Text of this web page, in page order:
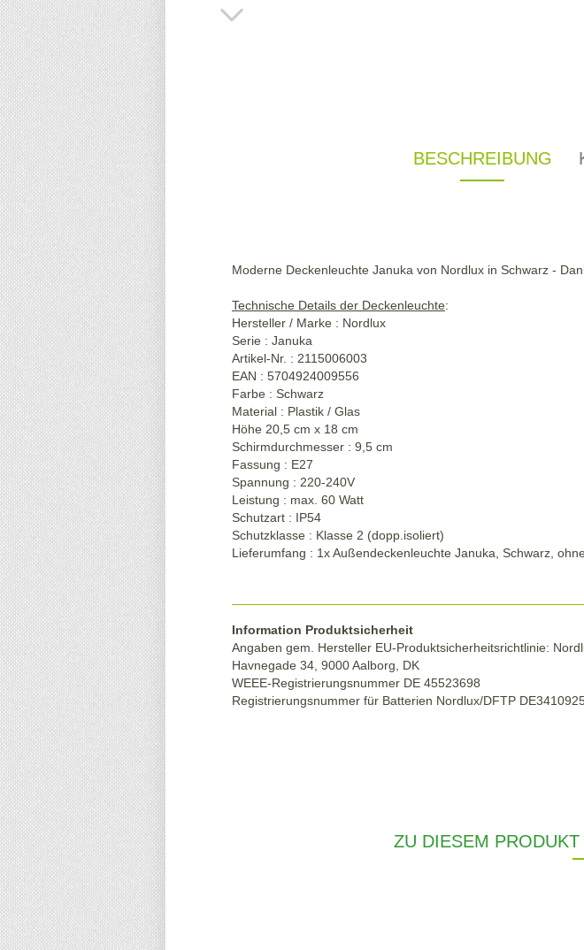
BESCHREIBUNG
Moderne Deckenleuchte Januka von Nordlux in Schwarz -
Technische Details der Deckenleuchte:
Hersteller / Marke : Nordlux
Serie : Januka
Artikel-Nr. : 2115006003
EAN : 5704924009556
Farbe : Schwarz
Material : Plastik / Glas
Höhe 20,5 cm x 18 cm
Schirmdurchmesser : 9,5 cm
Fassung : E27
Spannung : 220-240V
Leistung : max. 60 Watt
Schutzart : IP54
Schutzklasse : Klasse 2 (dopp.isoliert)
Lieferumfang : 1x Außendeckenleuchte Januka, Schwarz,
Information Produktsicherheit
Angaben gem. Hersteller EU-Produktsicherheitsrichtlinie:
Havnegade 34, 9000 Aalborg, DK
WEEE-Registrierungsnummer DE 45523698
Registrierungsnummer für Batterien Nordlux/DFTP
ZU DIESEM